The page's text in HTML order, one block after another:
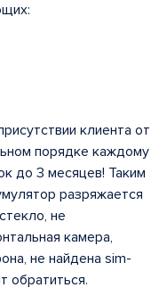
клиента от
порядке каждому
до 3 месяцев! Таким
разряжается
не
камера,
не найдена sim-
обратиться.